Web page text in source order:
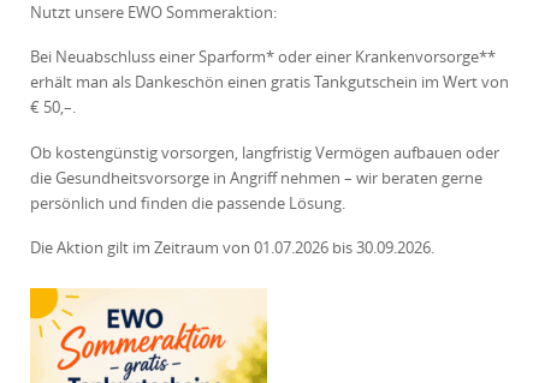
Nutzt unsere EWO Sommeraktion:
Bei Neuabschluss einer Sparform* oder einer Krankenvorsorge**
erhält man als Dankeschön einen gratis Tankgutschein im Wert von
€ 50,–.
Ob kostengünstig vorsorgen, langfristig Vermögen aufbauen oder
die Gesundheitsvorsorge in Angriff nehmen – wir beraten gerne
persönlich und finden die passende Lösung.
Die Aktion gilt im Zeitraum von 01.07.2026 bis 30.09.2026.